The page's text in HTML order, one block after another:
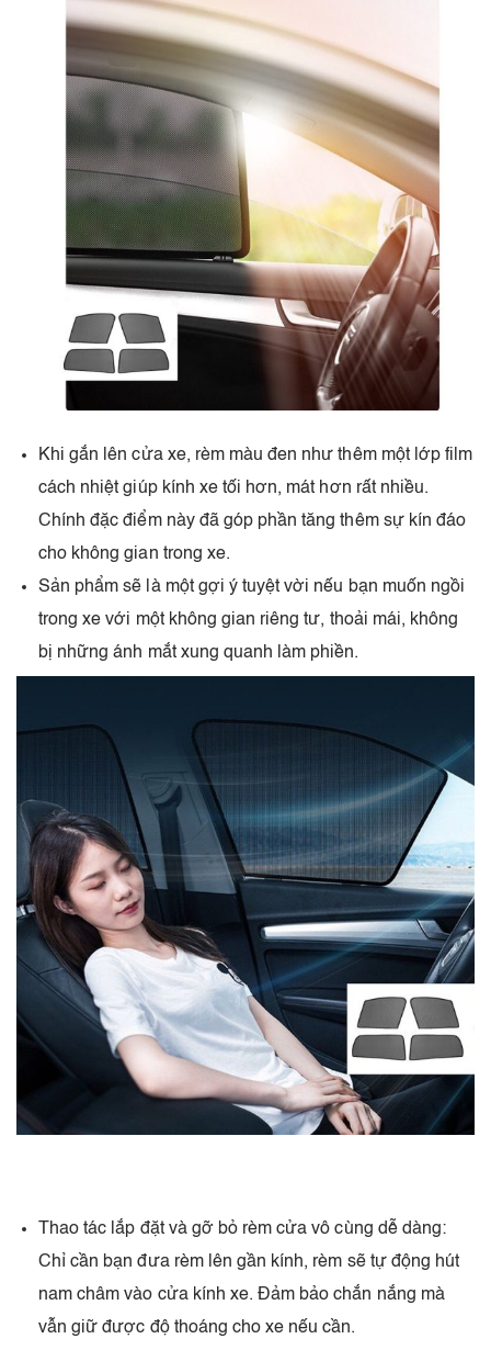
Khi gắn lên cửa xe, rèm màu đen như thêm một lớp film
cách nhiệt giúp kính xe tối hơn, mát hơn rất nhiều.
Chính đặc điểm này đã góp phần tăng thêm sự kín đáo
cho không gian trong xe.
Sản phẩm sẽ là một gợi ý tuyệt vời nếu bạn muốn ngồi
trong xe với một không gian riêng tư, thoải mái, không
bị những ánh mắt xung quanh làm phiền.
Thao tác lắp đặt và gỡ bỏ rèm cửa vô cùng dễ dàng:
Chỉ cần bạn đưa rèm lên gần kính, rèm sẽ tự động hút
nam châm vào cửa kính xe. Đảm bảo chắn nắng mà
vẫn giữ được độ thoáng cho xe nếu cần.